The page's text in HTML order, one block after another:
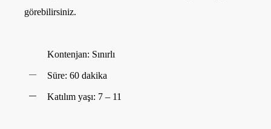
görebilirsiniz.
Kontenjan: Sınırlı
Süre: 60 dakika
Katılım yaşı: 7 – 11